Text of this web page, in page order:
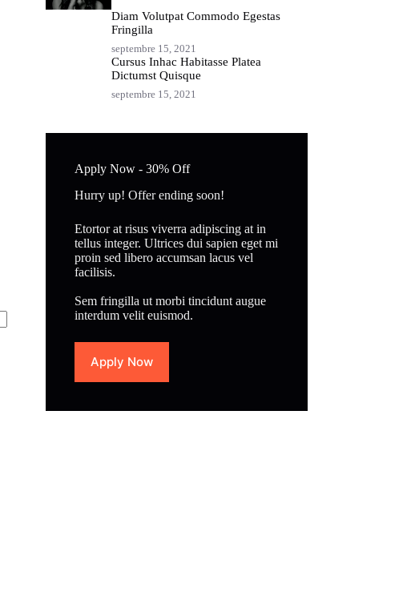
Diam Volutpat Commodo Egestas
Fringilla
septembre 15, 2021
Cursus Inhac Habitasse Platea
Dictumst Quisque
septembre 15, 2021
Apply Now - 30% Off
Hurry up! Offer ending soon!
Etortor at risus viverra adipiscing at in
tellus integer. Ultrices dui sapien eget mi
proin sed libero accumsan lacus vel
facilisis.
Sem fringilla ut morbi tincidunt augue
interdum velit euismod.
Apply Now